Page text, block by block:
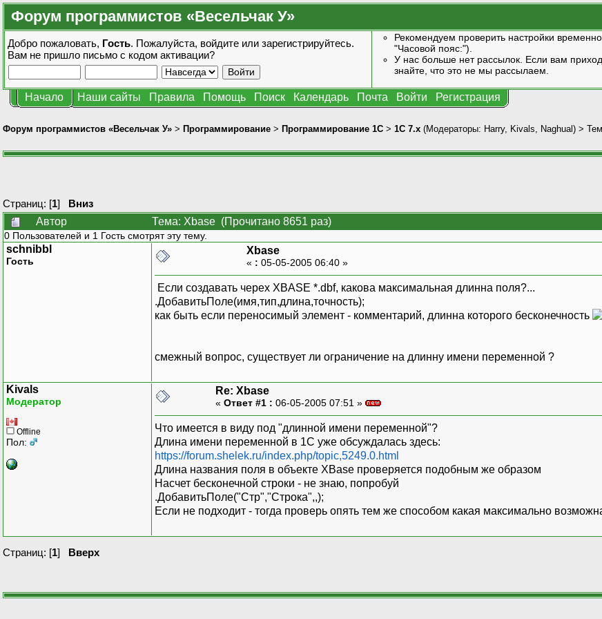
Форум программистов «Весельчак У»
Добро пожаловать, Гость. Пожалуйста, войдите или зарегистрируйтесь.
Вам не пришло письмо с кодом активации?
Рекомендуем проверить настройки
"Часовой пояс:").
У нас больше нет рассылок. Если вам
знайте, что это не мы рассылаем.
Начало Наши сайты Правила Помощь Поиск Календарь Почта Войти Регистрация
Форум программистов «Весельчак У» > Программирование > Программирование 1С > 1С 7.x (Модераторы: Harry, Kivals Naghual) >
Страниц: [1] Вниз
Автор
Тема: Xbase (Прочитано 8651 раз)
0 Пользователей и 1 Гость смотрят эту тему.
schnibbl
Гость
Xbase
« : 05-05-2005 06:40 »
Если создавать черех XBASE *.dbf, какова максимальная длинна поля?...
.ДобавитьПоле(имя,тип,длина,точность);
как быть если переносимый элемент - комментарий, длинна которого бесконечность
смежный вопрос, существует ли ограничение на длинну имени переменной ?
Kivals
Модератор
Offline
Пол:
Re: Xbase
« Ответ #1 : 06-05-2005 07:51 »
Что имеется в виду под "длинной имени переменной"?
Длина имени переменной в 1С уже обсуждалась здесь:
https://forum.shelek.ru/index.php/topic,5249.0.html
Длина названия поля в объекте XBase проверяется подобным же образом
Насчет бесконечной строки - не знаю, попробуй
.ДобавитьПоле("Стр","Строка",,);
Если не подходит - тогда проверь опять тем же способом какая максимально
Страниц: [1] Вверх